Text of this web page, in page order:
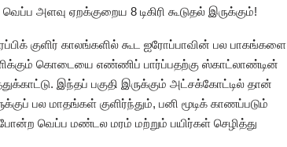
அளவு ஏறக்குறைய 8 டிகிரி கூடுதல் இருக்கும்!
குளிர் காலங்களில் கூட ஐரோப்பாவின் பல பாகங்களை
கொடையை எண்ணிப் பார்ப்பதற்கு ஸ்காட்லாண்டின்
இந்தப் பகுதி இருக்கும் அட்சக்கோட்டில் தான்
பல மாதங்கள் குளிர்ந்தும், பனி மூடிக் காணப்படும்
வெப்ப மண்டல மரம் மற்றும் பயிர்கள் செழித்து